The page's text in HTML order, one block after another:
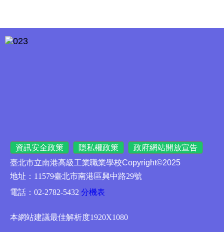
資訊安全政策 隱私權政策
政府網站開放宣告
臺北市立南港高級工業職業學校Copyright©2025
地址：11579臺北市南港區興中路29號
電話：02-2782-5432 分機表
本網站建議最佳解析度1920X1080
網頁設計： 數位果子